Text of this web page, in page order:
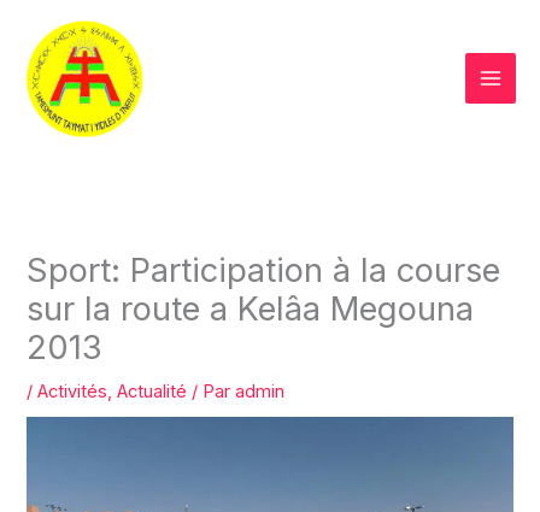
contenu
Sport: Participation à la course
sur la route a Kelâa Megouna
2013
/Activités,Actualité / Paradmin